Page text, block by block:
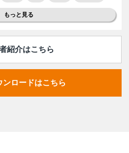
もっと見る
紹介はこちら
ンロードはこちら